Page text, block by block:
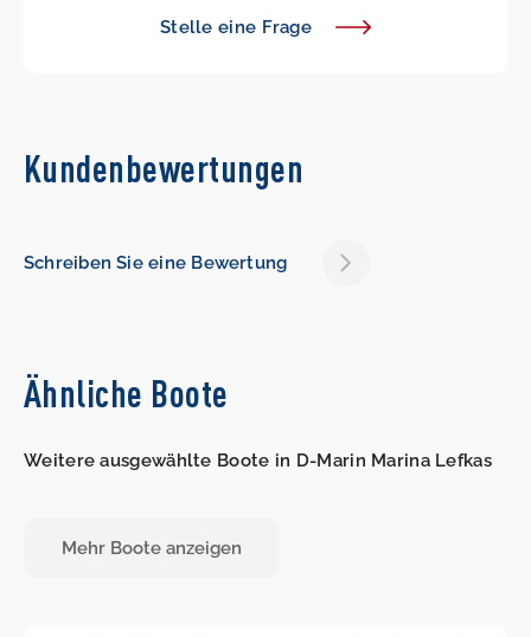
Stelle eine Frage
Kundenbewertungen
Schreiben Sie eine Bewertung
Ähnliche Boote
Weitere ausgewählte Boote in D-Marin Marina Lefkas
Mehr Boote anzeigen